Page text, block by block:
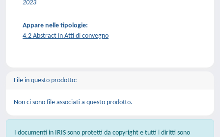
2023
Appare nelle tipologie:
4.2 Abstract in Atti di convegno
File in questo prodotto:
Non ci sono file associati a questo prodotto.
I documenti in IRIS sono protetti da copyright e tutti i diritti sono